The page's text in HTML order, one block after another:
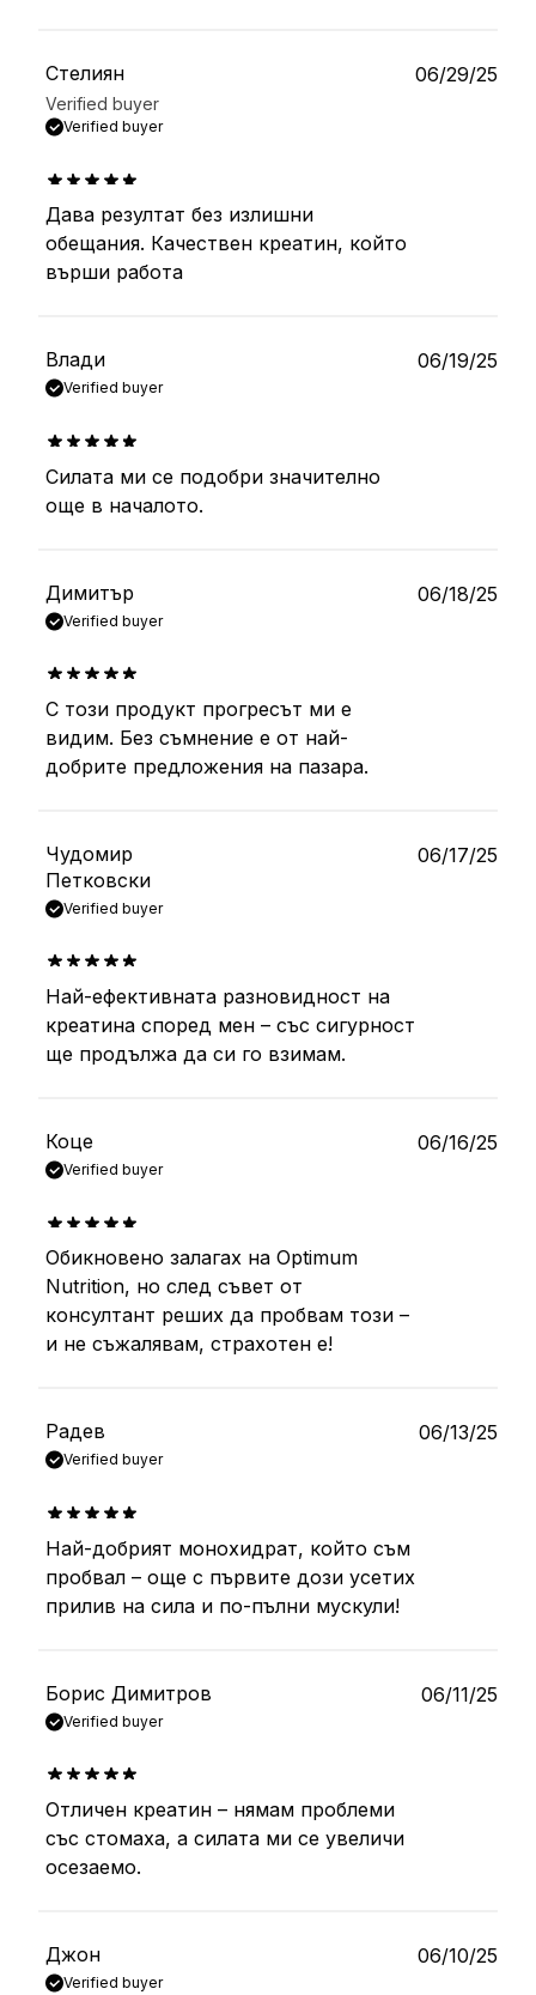
Стелиян
Verified buyer
Verified buyer
out of 5
Дава резултат без излишни
обещания. Качествен креатин, който
върши работа
06/29/25
Влади
Verified buyer
out of 5
Силата ми се подобри значително
още в началото.
06/19/25
Димитър
Verified buyer
out of 5
С този продукт прогресът ми е
видим. Без съмнение е от най-
добрите предложения на пазара.
06/18/25
Чудомир
Петковски
Verified buyer
out of 5
Най-ефективната разновидност на
креатина според мен – със сигурност
ще продължа да си го взимам.
06/17/25
Коце
Verified buyer
out of 5
Обикновено залагах на Optimum
Nutrition, но след съвет от
консултант реших да пробвам този –
и не съжалявам, страхотен е!
06/16/25
Радев
Verified buyer
out of 5
Най-добрият монохидрат, който съм
пробвал – още с първите дози усетих
прилив на сила и по-пълни мускули!
06/13/25
Борис Димитров
Verified buyer
out of 5
Отличен креатин – нямам проблеми
със стомаха, а силата ми се увеличи
осезаемо.
06/11/25
Джон
Verified buyer
06/10/25